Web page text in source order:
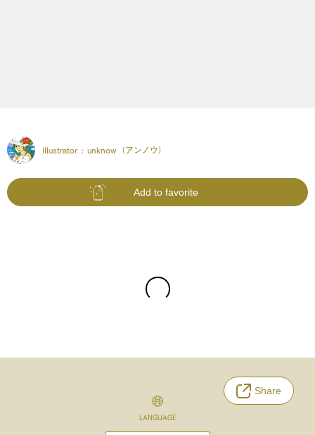
Illustrator : unknow（アンノウ）
Add to favorite
Share
LANGUAGE